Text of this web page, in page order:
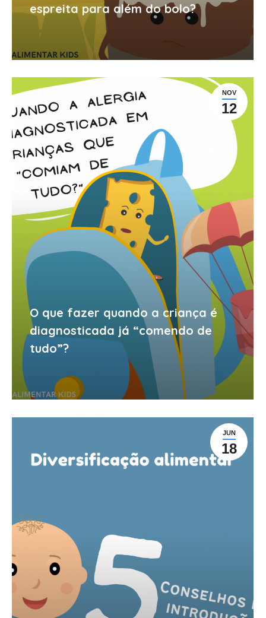
espreita para além do bolo?
NOV
12
O que fazer quando a criança é
diagnosticada já “comendo de
tudo”?
JUN
18